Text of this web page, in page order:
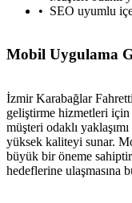
SEO uyumlu
Mobil Uygulama
İzmir Karabağlar
geliştirme hizmetleri
müşteri odaklı
yüksek kaliteyi sunar.
büyük bir öneme
hedeflerine ulaşmasına